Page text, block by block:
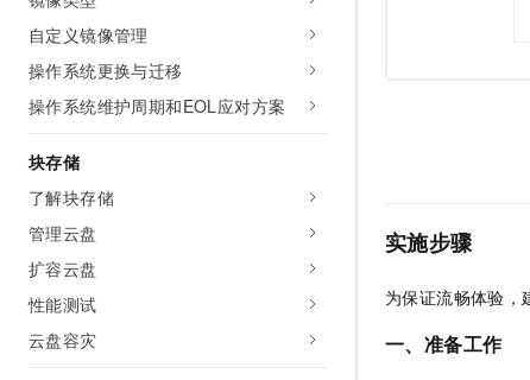
自定义镜像管理
操作系统更换与迁移
操作系统维护周期和EOL应对方案
块存储
了解块存储
管理云盘
扩容云盘
性能测试
云盘容灾
实施步骤
为保证流畅体验，
一、准备工作